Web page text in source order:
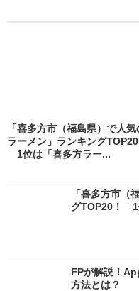
「喜多方市（福島県）で人気
ラーメン」ランキングTOP20
1位は「喜多方ラー...
「喜多方市（
グTOP20！ 1
FPが解説！
方法とは？